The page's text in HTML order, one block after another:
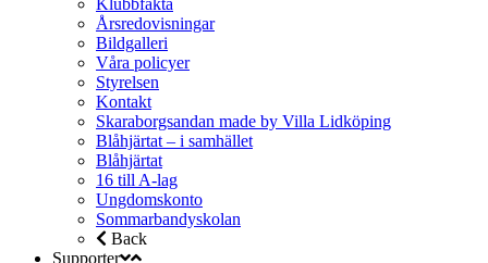
Årsredovisningar
Bildgalleri
Våra policyer
Styrelsen
Kontakt
Skaraborgsandan made by Villa Lidköping
Blåhjärtat – i samhället
Blåhjärtat
16 till A-lag
Ungdomskonto
Sommarbandyskolan
Back
Supporter